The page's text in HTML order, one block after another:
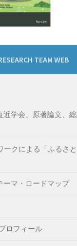
TEAM WEB
近学会、原著論文、
ークによる「ふるさ
ーマ・ロードマップ
プロフィール